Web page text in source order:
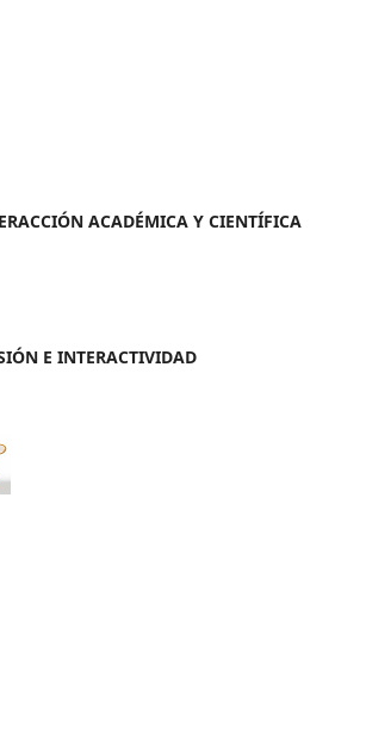
ACADÉMICA Y CIENTÍFICA
E INTERACTIVIDAD